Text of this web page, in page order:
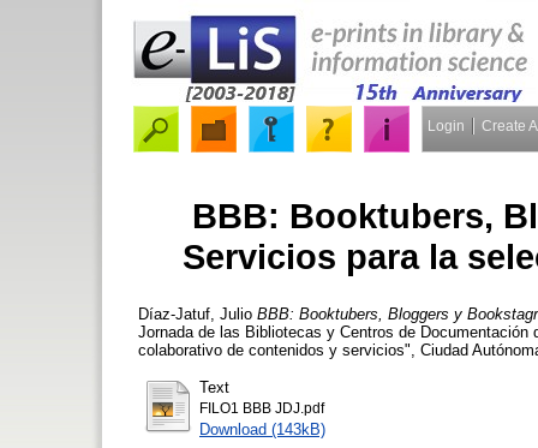
Login Create
BBB: Booktubers,
Servicios para la
Díaz-Jatuf, Julio BBB: Booktubers, Bloggers y
Jornada de las Bibliotecas y Centros de
colaborativo de contenidos y servicios", Ciudad
Text
FILO1 BBB JDJ.pdf
Download (143kB)